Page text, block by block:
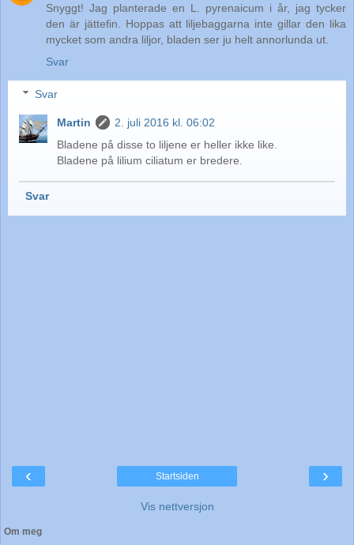
Snyggt! Jag planterade en L. pyrenaicum i år, jag tycker
den är jättefin. Hoppas att liljebaggarna inte gillar den lika
mycket som andra liljor, bladen ser ju helt annorlunda ut.
Svar
Svar
Martin
2. juli 2016 kl. 06:02
Bladene på disse to liljene er heller ikke like.
Bladene på lilium ciliatum er bredere.
Svar
‹ ›
Startsiden
Vis nettversjon
Om meg